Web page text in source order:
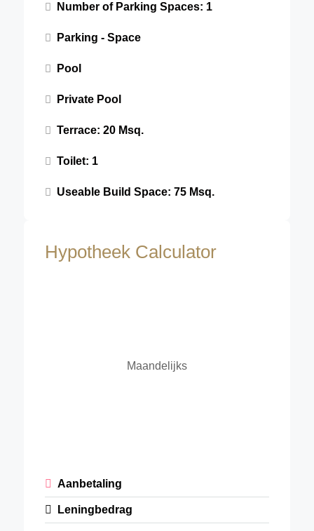
Number of Parking Spaces: 1
Parking - Space
Pool
Private Pool
Terrace: 20 Msq.
Toilet: 1
Useable Build Space: 75 Msq.
Hypotheek Calculator
Maandelijks
Aanbetaling
Leningbedrag